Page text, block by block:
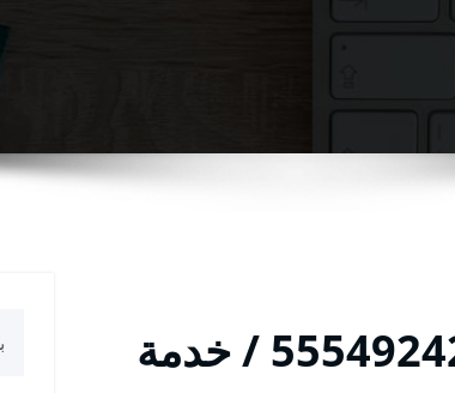
شركة تنظيف منازل حولي / 55549242 / خدمة